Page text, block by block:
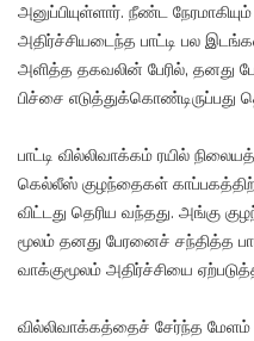
அனுப்பியுள்ளார். நீண்ட
அதிர்ச்சியடைந்த பாட்டி பல
அளித்த தகவலின் பேரில், தனது
பிச்சை எடுத்துக்கொண்டிருப்பது
பாட்டி வில்லிவாக்கம் ரயில்
கெல்லீஸ் குழந்தைகள்
விட்டது தெரிய வந்தது. அங்கு
மூலம் தனது பேரனைச் சந்தித்த
வாக்குமூலம் அதிர்ச்சியை
வில்லிவாக்கத்தைச் சேர்ந்த